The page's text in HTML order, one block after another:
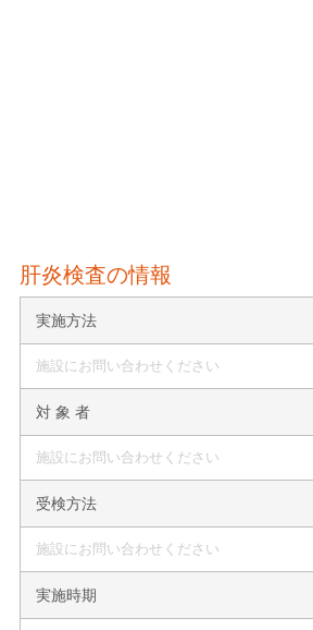
肝炎検査の情報
実施方法
施設にお問い合わせください
対 象 者
施設にお問い合わせください
受検方法
施設にお問い合わせください
実施時期